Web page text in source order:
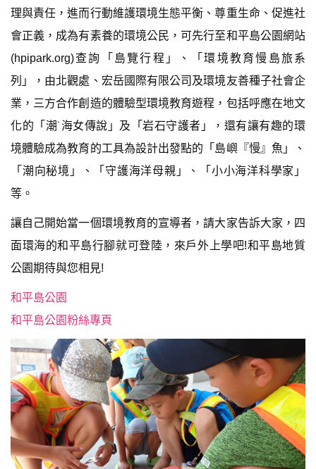
理與責任，進而行動維護環境生態平衡、尊重生命、促進社
會正義，成為有素養的環境公民，可先行至和平島公園網站
(hpipark.org)查詢「島覽行程」、「環境教育慢島旅系
列」，由北觀處、宏岳國際有限公司及環境友善種子社會企
業，三方合作創造的體驗型環境教育遊程，包括呼應在地文
化的「潮˙海女傳說」及「岩石守護者」，還有讓有趣的環
境體驗成為教育的工具為設計出發點的「島嶼『慢』魚」、
「潮向秘境」、「守護海洋母親」、「小小海洋科學家」
等。
讓自己開始當一個環境教育的宣導者，請大家告訴大家，四
面環海的和平島行腳就可登陸，來戶外上學吧!和平島地質
公園期待與您相見!
和平島公園
和平島公園粉絲專頁